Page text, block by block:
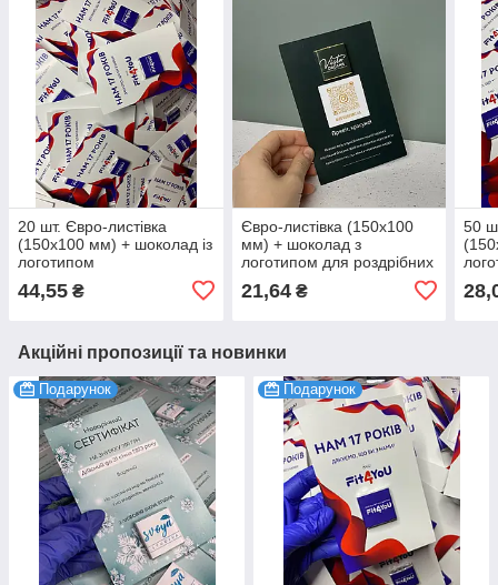
20 шт. Євро-листівка
(150х100 мм) + шоколад із
логотипом
44,55 ₴
Євро-листівка (150х100
мм) + шоколад з
логотипом для роздрібних
21,64₴
50
Акційні пропозиції та новинки
Подарунок Подарунок